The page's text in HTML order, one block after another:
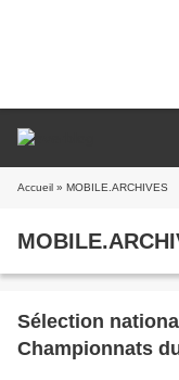
Accueil » MOBILE.ARCHIVES
Sélection
Championnats